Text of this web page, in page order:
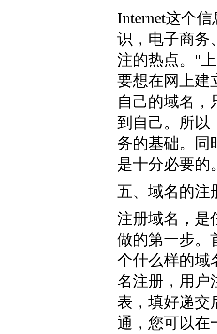
Internet这个
识，电子商务
注的热点。"
要想在网上建
自己的域名，
到自己。所以
务的基础。同
是十分必要的
五、域名的注
注册域名，是
做的第一步。
个什么样的域
名注册，用户
表，填好递交
通，您可以在